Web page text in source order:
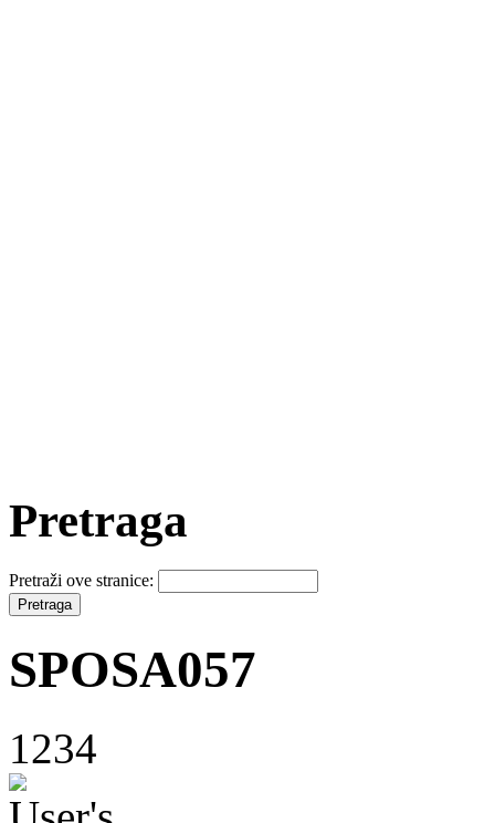
Pretraga
Pretraži ove stranice:
SPOSA057
1234